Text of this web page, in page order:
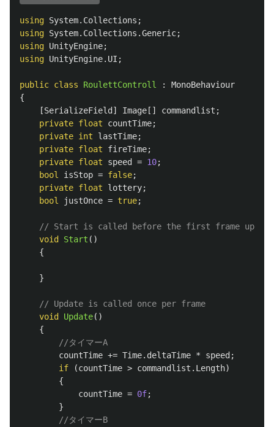
using System.Collections ;
using System.Collections.Generic;
using UnityEngine;
using UnityEngine.UI ;
public class RoulettControll :
MonoBehaviour
{
[SerializeField] Image[] commandlist ;
private float countTime;
private int lastTime;
private float fireTime;
private float speed = 10;
bool
isStop = false;
private float lottery;
bool
justOnce = true;
// Start is called before the first frame update
void Start ()
{
}
// Update is called once per frame
void Update()
{
//タイマーA
countTime += Time. deltaTime * speed;
if
(countTime > commandlist . Length)
{
countTime = 0f;
}
//タイマーB